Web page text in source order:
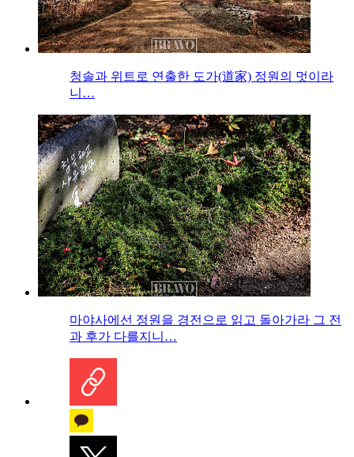
청솔과 위트로 연출한 도가(道家) 정원의 멋이라
니…
마야사에선 정원을 경전으로 읽고 돌아가라 그 전
과 후가 다를지니…